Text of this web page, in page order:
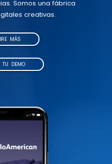
Somos una fábrica
creativas.
MÁS
TU DEMO